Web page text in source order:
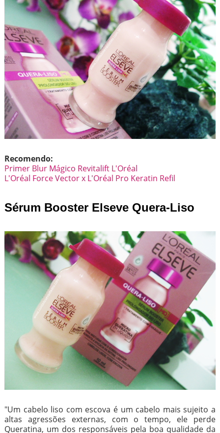
Recomendo:
Primer Blur Mágico Revitalift L'Oréal
L'Oréal Force Vector x L'Oréal Pro Keratin Refil
Sérum Booster Elseve Quera-Liso
"Um cabelo liso com escova é um cabelo mais sujeito a
altas agressões externas, com o tempo, ele perde
Queratina, um dos responsáveis pela boa qualidade da